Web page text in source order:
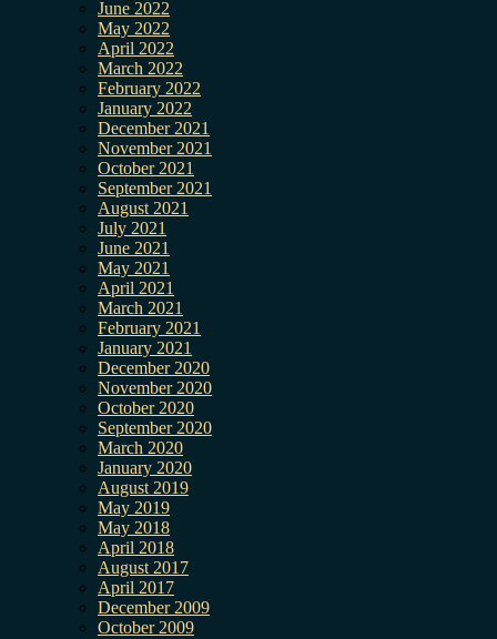
June 2022
May 2022
April 2022
March 2022
February 2022
January 2022
December 2021
November 2021
October 2021
September 2021
August 2021
July 2021
June 2021
May 2021
April 2021
March 2021
February 2021
January 2021
December 2020
November 2020
October 2020
September 2020
March 2020
January 2020
August 2019
May 2019
May 2018
April 2018
August 2017
April 2017
December 2009
October 2009